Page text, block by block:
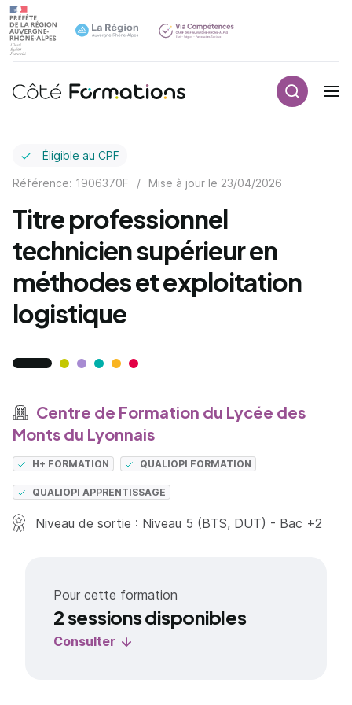
Navigation principale
Éligible au CPF
Référence: 1906370F / Mise à jour le 23/04/2026
Titre professionnel
technicien supérieur en
méthodes et exploitation
logistique
Centre de Formation du Lycée des
Monts du Lyonnais
H+ FORMATION QUALIOPI FORMATION
QUALIOPI APPRENTISSAGE
Niveau de sortie : Niveau 5 (BTS, DUT) - Bac +2
Pour cette formation
2 sessions disponibles
Consulter